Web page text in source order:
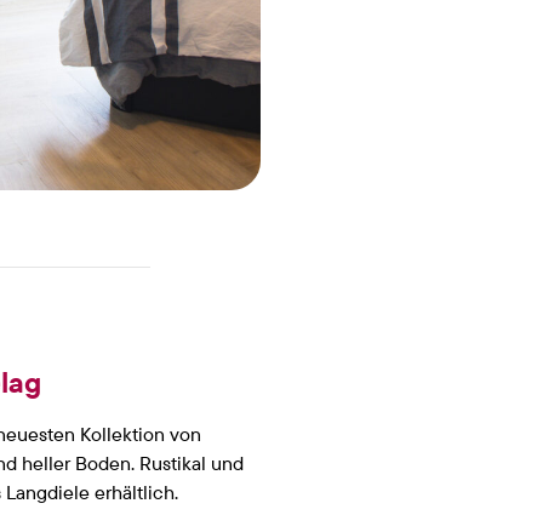
Kollektion von
heller Boden. Rustikal und
Langdiele erhältlich.